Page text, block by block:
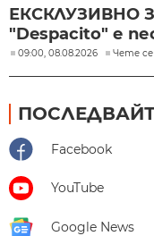
ЕКСКЛУЗИВНО
"Despacito" е
09:00, 08.08.2026 Чете се
Facebook
YouTube
Google News